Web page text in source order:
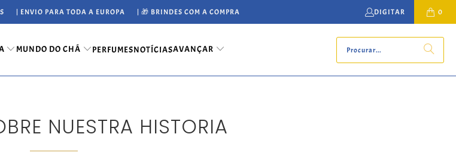
| ENVIO PARA TODA A EUROPA | 🎁 BRINDES COM A COMPRA DIGITAR 0
MUNDO DO CHÁ PERFUMESNOTÍCIASAVANÇAR
NUESTRA HISTORIA